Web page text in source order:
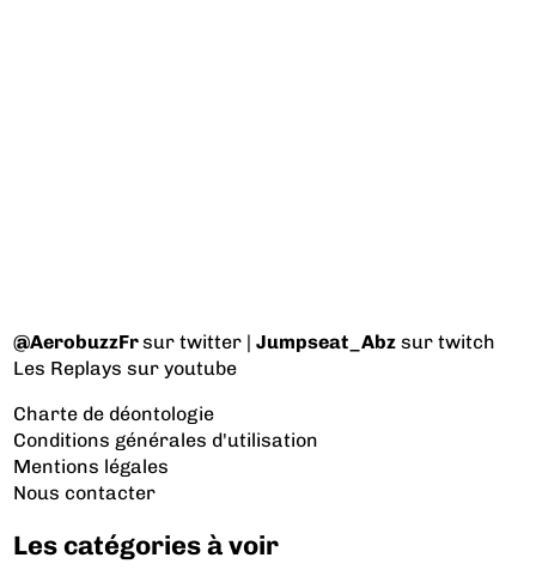
@AerobuzzFrsur twitter |Jumpseat_Abz sur twitch
Les Replays sur youtube
Charte de déontologie
Conditions générales d'utilisation
Mentions légales
Nous contacter
Les catégories à voir